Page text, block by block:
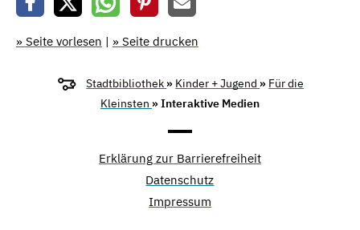
» Seite vorlesen | » Seite drucken
Stadtbibliothek » Kinder + Jugend » Für die
Kleinsten » Interaktive Medien
Erklärung zur Barrierefreiheit
Datenschutz
Impressum